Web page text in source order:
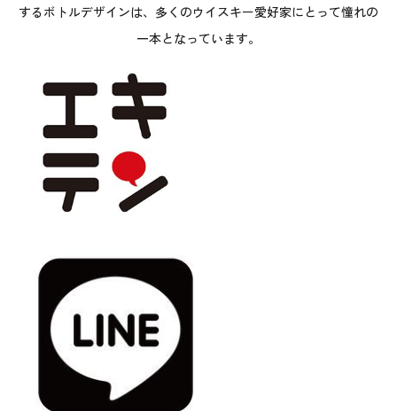
するボトルデザインは、多くのウイスキー愛好家にとって憧れの
一本となっています。